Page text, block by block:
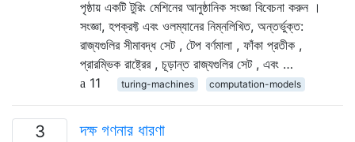
পৃষ্ঠায় একটি টুরিং মেশিনের আনুষ্ঠানিক সংজ্ঞা বিবেচনা করুন ।
সংজ্ঞা, হপক্রফ্ট এবং ওলম্যানের নিম্নলিখিত, অন্তর্ভুক্ত:
রাজ্যগুলির সীমাবদ্ধ সেট , টেপ বর্ণমালা , ফাঁকা প্রতীক ,
প্রারম্ভিক রাষ্ট্রের , চূড়ান্ত রাজ্যগুলির সেট , এবং …
11
turing-machines computation-models
3 দক্ষ গণনার ধারণা